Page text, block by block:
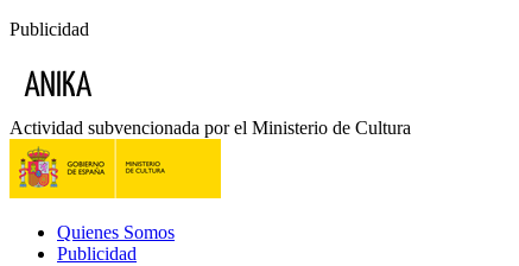
Publicidad
Actividad subvencionada por el Ministerio de Cultura
Quienes Somos
Publicidad